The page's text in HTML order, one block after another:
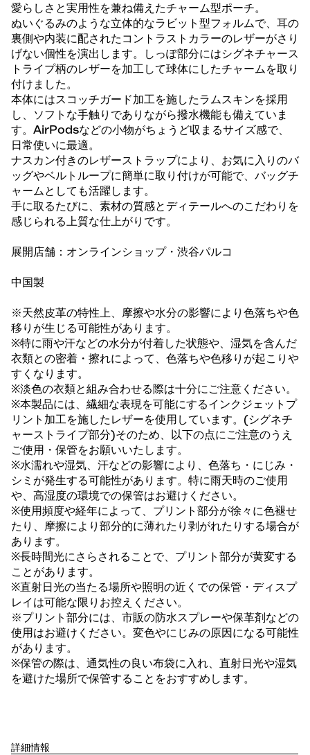
愛らしさと実用性を兼ね備えたチャーム型ポーチ。
ぬいぐるみのような立体的なラビット型フォルムで、耳の
裏側や内装に配されたコントラストカラーのレザーがさり
げない個性を演出します。しっぽ部分にはシグネチャース
トライプ柄のレザーを加工して球体にしたチャームを取り
付けました。
本体にはスコッチガード加工を施したラムスキンを採用
し、ソフトな手触りでありながら撥水機能も備えていま
す。AirPodsなどの小物がちょうど収まるサイズ感で、
日常使いに最適。
ナスカン付きのレザーストラップにより、お気に入りのバ
ッグやベルトループに簡単に取り付けが可能で、バッグチ
ャームとしても活躍します。
手に取るたびに、素材の質感とディテールへのこだわりを
感じられる上質な仕上がりです。
展開店舗：オンラインショップ・渋谷パルコ
中国製
※天然皮革の特性上、摩擦や水分の影響により色落ちや色
移りが生じる可能性があります。
※特に雨や汗などの水分が付着した状態や、湿気を含んだ
衣類との密着・擦れによって、色落ちや色移りが起こりや
すくなります。
※淡色の衣類と組み合わせる際は十分にご注意ください。
※本製品には、繊細な表現を可能にするインクジェットプ
リント加工を施したレザーを使用しています。(シグネチ
ャーストライプ部分)そのため、以下の点にご注意のうえ
ご使用・保管をお願いいたします。
※水濡れや湿気、汗などの影響により、色落ち・にじみ・
シミが発生する可能性があります。特に雨天時のご使用
や、高湿度の環境での保管はお避けください。
※使用頻度や経年によって、プリント部分が徐々に色褪せ
たり、摩擦により部分的に薄れたり剥がれたりする場合が
あります。
※長時間光にさらされることで、プリント部分が黄変する
ことがあります。
※直射日光の当たる場所や照明の近くでの保管・ディスプ
レイは可能な限りお控えください。
※プリント部分には、市販の防水スプレーや保革剤などの
使用はお避けください。変色やにじみの原因になる可能性
があります。
※保管の際は、通気性の良い布袋に入れ、直射日光や湿気
を避けた場所で保管することをおすすめします。
詳細情報